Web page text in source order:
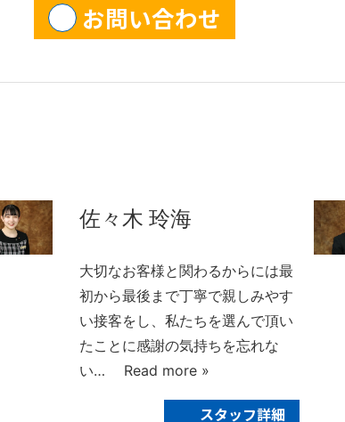
お問い合わせ
佐々木 玲海
大切なお客様と関わるからには最
初から最後まで丁寧で親しみやす
い接客をし、私たちを選んで頂い
たことに感謝の気持ちを忘れな
い…
Read more »
スタッフ詳細